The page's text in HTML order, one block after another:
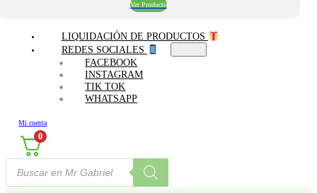
Ver Producto
LIQUIDACIÓN DE PRODUCTOS
REDES SOCIALES
FACEBOOK
INSTAGRAM
TIK TOK
WHATSAPP
Mi cuenta
0
Búsqueda
productos